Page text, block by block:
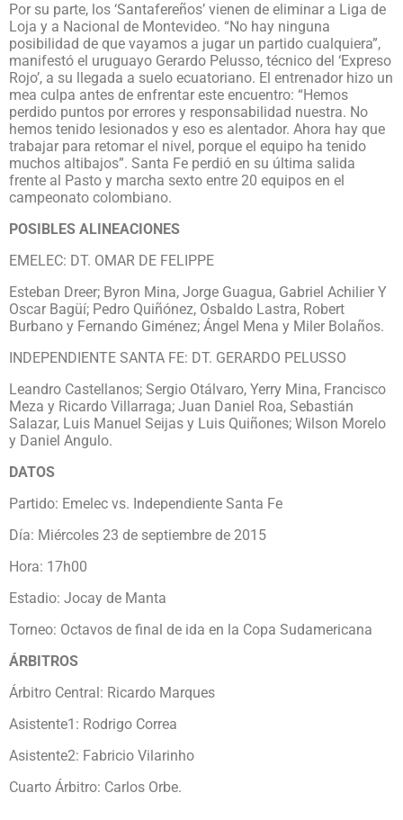
Por su parte, los ‘Santafereños’ vienen de eliminar a Liga de
Loja y a Nacional de Montevideo. “No hay ninguna
posibilidad de que vayamos a jugar un partido cualquiera”,
manifestó el uruguayo Gerardo Pelusso, técnico del ‘Expreso
Rojo’, a su llegada a suelo ecuatoriano. El entrenador hizo un
mea culpa antes de enfrentar este encuentro: “Hemos
perdido puntos por errores y responsabilidad nuestra. No
hemos tenido lesionados y eso es alentador. Ahora hay que
trabajar para retomar el nivel, porque el equipo ha tenido
muchos altibajos”. Santa Fe perdió en su última salida
frente al Pasto y marcha sexto entre 20 equipos en el
campeonato colombiano.
POSIBLES ALINEACIONES
EMELEC: DT. OMAR DE FELIPPE
Esteban Dreer; Byron Mina, Jorge Guagua, Gabriel Achilier Y
Oscar Bagüí; Pedro Quiñónez, Osbaldo Lastra, Robert
Burbano y Fernando Giménez; Ángel Mena y Miler Bolaños.
INDEPENDIENTE SANTA FE: DT. GERARDO PELUSSO
Leandro Castellanos; Sergio Otálvaro, Yerry Mina, Francisco
Meza y Ricardo Villarraga; Juan Daniel Roa, Sebastián
Salazar, Luis Manuel Seijas y Luis Quiñones; Wilson Morelo
y Daniel Angulo.
DATOS
Partido: Emelec vs. Independiente Santa Fe
Día: Miércoles 23 de septiembre de 2015
Hora: 17h00
Estadio: Jocay de Manta
Torneo: Octavos de final de ida en la Copa Sudamericana
ÁRBITROS
Árbitro Central: Ricardo Marques
Asistente1: Rodrigo Correa
Asistente2: Fabricio Vilarinho
Cuarto Árbitro: Carlos Orbe.